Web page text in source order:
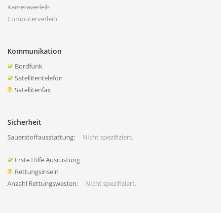
Kameraverleih
Computerverleih
Kommunikation
Bordfunk
Satellitentelefon
Satellitenfax
Sicherheit
Sauerstoffausstattung: NIcht spezifiziert.
Erste Hilfe Ausrüstung
Rettungsinseln
Anzahl Rettungswesten:
NIcht spezifiziert.